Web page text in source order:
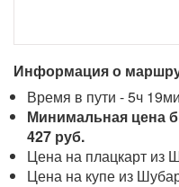
Информация о
Время в пути - 5ч
Минимальная цена
427 руб.
Цена на плацкарт из
Цена на купе из